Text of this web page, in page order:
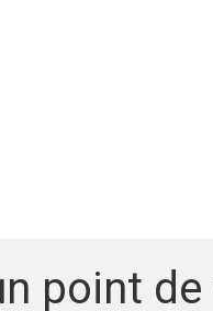
point de